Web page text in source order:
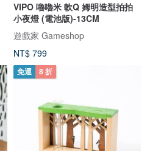
VIPO 嚕嚕米 軟Q 姆明造型拍拍
小夜燈 (電池版)-13CM
遊戲家 Gameshop
NT$ 799
免運 8 折